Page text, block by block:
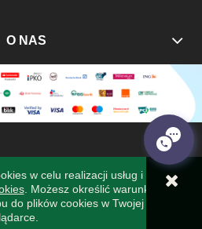
w celu realizacji usług i
. Możesz określić warunki
do plików cookies w Twojej
O NAS
WERSJĘ STRONY
Shoper Premium